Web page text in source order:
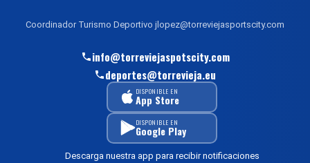
Coordinador Turismo Deportivo jlopez@torreviejasportscity.com
info@torreviejaspotscity.com
deportes@torrevieja.eu
DISPONIBLE EN
App Store
DISPONIBLE EN
Google Play
Descarga nuestra app para recibir notificaciones